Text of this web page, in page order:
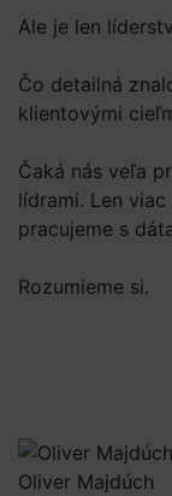
Ale je len
Čo detailná
klientovými
Čaká nás veľa
lídrami. Len
pracujeme s
Rozumieme si.
Oliver Majdúch